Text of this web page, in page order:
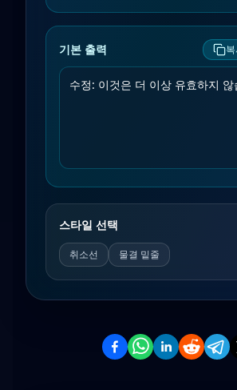
기본 출력
스타일 선택
취소선 물결 밑줄